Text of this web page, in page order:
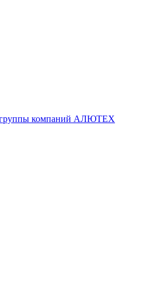
группы компаний АЛЮТЕХ